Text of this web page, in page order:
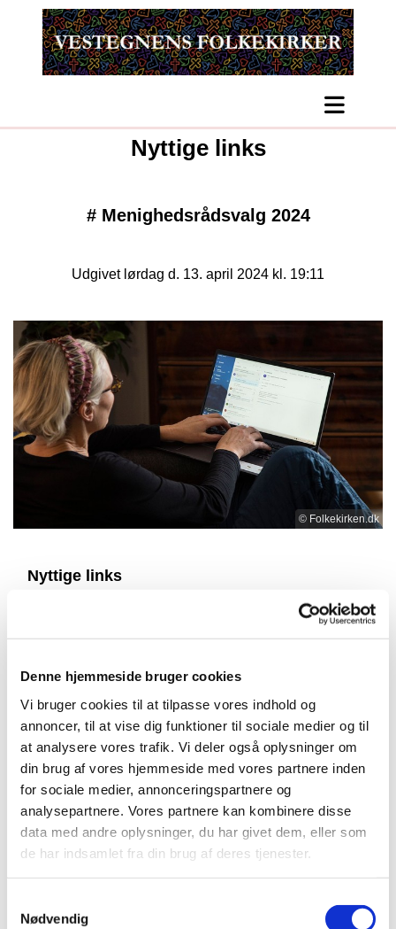
Denne hjemmeside bruger cookies
Vi bruger cookies til at tilpasse vores indhold og
annoncer, til at vise dig funktioner til sociale medier og til
at analysere vores trafik. Vi deler også oplysninger om
din brug af vores hjemmeside med vores partnere inden
for sociale medier, annonceringspartnere og
analysepartnere. Vores partnere kan kombinere disse
data med andre oplysninger, du har givet dem, eller som
de har indsamlet fra din brug af deres tjenester.
Nødvendig
Nyttige links
# Menighedsrådsvalg 2024
Udgivet lørdag d. 13. april 2024 kl. 19:11
© Folkekirken.dk
Nyttige links
Læs mere om retningslinjer og cirkulære her
Besøg Landsforeningen af menighedsråd
Glostrup Provsti er en del af Helsingør Stift.
Du kan læse biskop Peter Birchs hilsen ”Uden
levende rødder visner træet” her